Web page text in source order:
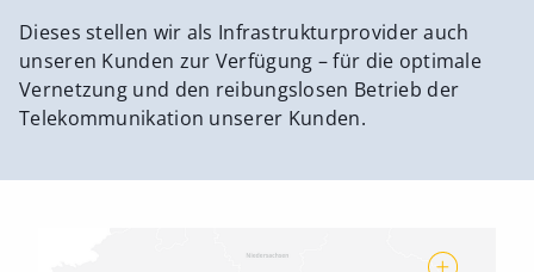
Dieses stellen wir als Infrastrukturprovider auch
unseren Kunden zur Verfügung – für die optimale
Vernetzung und den reibungslosen Betrieb der
Telekommunikation unserer Kunden.